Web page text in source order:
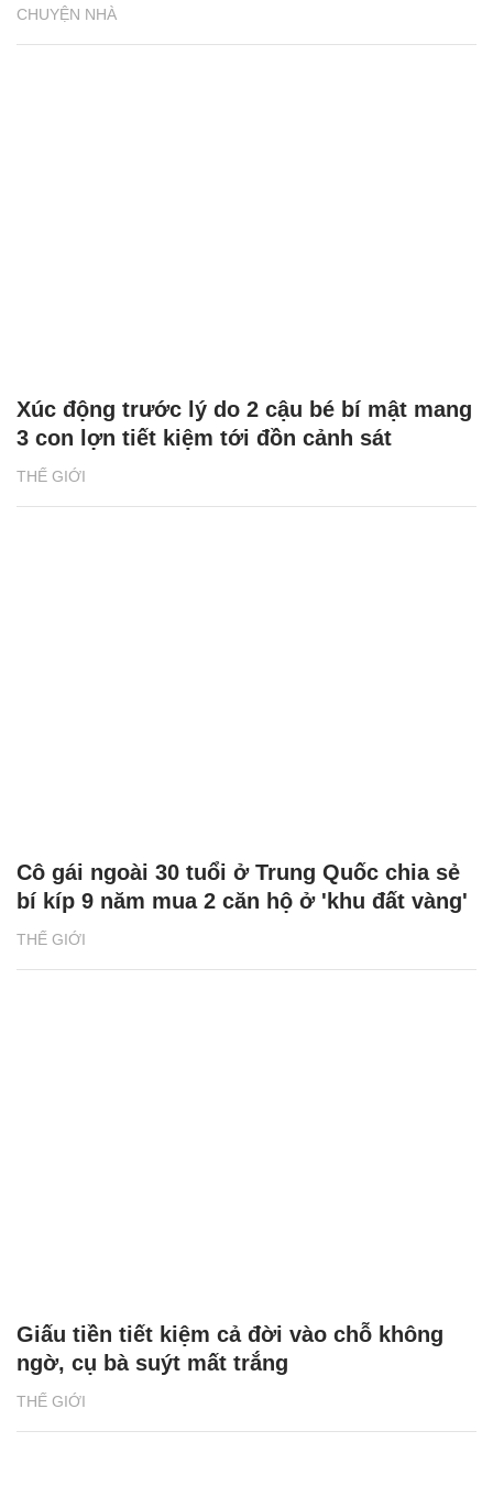
CHUYỆN NHÀ
THẾ GIỚI
Xúc động trước lý do 2 cậu bé bí mật mang
3 con lợn tiết kiệm tới đồn cảnh sát
THẾ GIỚI
Cô gái ngoài 30 tuổi ở Trung Quốc chia sẻ
bí kíp 9 năm mua 2 căn hộ ở 'khu đất vàng'
THẾ GIỚI
Giấu tiền tiết kiệm cả đời vào chỗ không
ngờ, cụ bà suýt mất trắng